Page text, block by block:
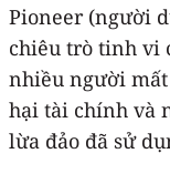
Pioneer (người
chiêu trò tinh vi
nhiều người
hại tài chính và
lừa đảo đã sử